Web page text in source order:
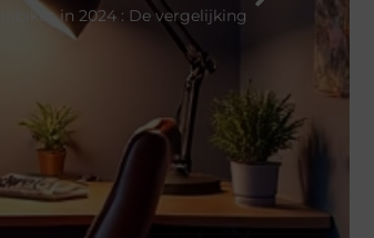
in 2024 : De vergelijking